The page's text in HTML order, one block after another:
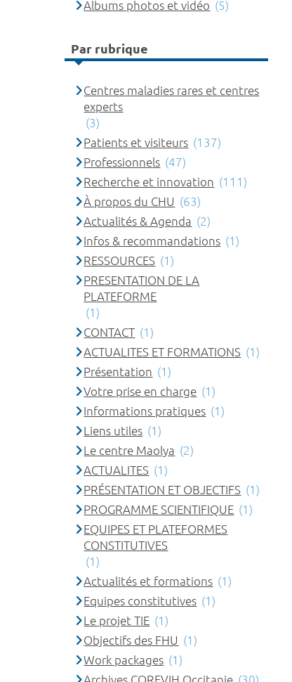
Albums photos et vidéo (5)
Par rubrique
Centres maladies rares et centres
experts
(3)
Patients et visiteurs (137)
Professionnels (47)
Recherche et innovation (111)
À propos du CHU (63)
Actualités & Agenda (2)
Infos & recommandations (1)
RESSOURCES (1)
PRESENTATION DE LA
PLATEFORME
(1)
CONTACT (1)
ACTUALITES ET FORMATIONS (1)
Présentation (1)
Votre prise en charge (1)
Informations pratiques (1)
Liens utiles (1)
Le centre Maolya (2)
ACTUALITES (1)
PRÉSENTATION ET OBJECTIFS (1)
PROGRAMME SCIENTIFIQUE (1)
EQUIPES ET PLATEFORMES
CONSTITUTIVES
(1)
Actualités et formations (1)
Equipes constitutives (1)
Le projet TIE (1)
Objectifs des FHU (1)
Work packages (1)